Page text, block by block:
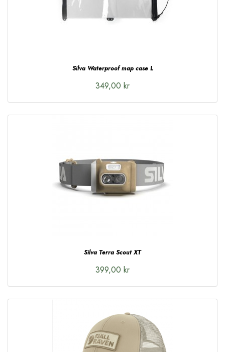
Silva Waterproof map case L
349,00 kr
Silva Terra Scout XT
399,00 kr